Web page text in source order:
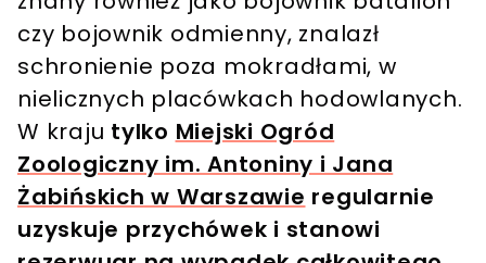
czy bojownik odmienny, znalazł
schronienie poza mokradłami, w
nielicznych placówkach hodowlanych.
W kraju tylko Miejski Ogród
Zoologiczny im. Antoniny i Jana
Żabińskich w Warszawie regularnie
uzyskuje przychówek i stanowi